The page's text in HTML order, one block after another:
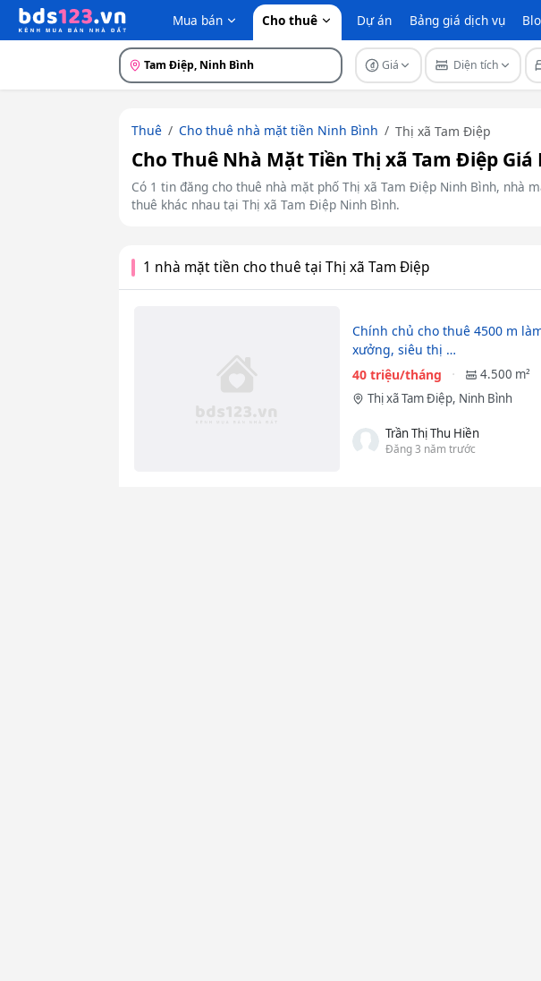
Mua bán Cho thuê Dự án Bảng giá dịch vụ
Tam Điệp, Ninh Bình Giá Diện tích
Thuê Cho thuê nhà mặt tiền Ninh Bình Thị xã Tam Điệp
Cho Thuê Nhà Mặt Tiền Thị xã Tam Điệp Giá
Có 1 tin đăng cho thuê nhà mặt phố Thị xã Tam Điệp Ninh Bình,
thuê khác nhau tại Thị xã Tam Điệp Ninh Bình.
1 nhà mặt tiền cho thuê tại Thị xã Tam Điệp
Chính chủ cho thuê 4500 m
xưởng, siêu thị …
40 triệu/tháng
4.500 m²
Thị xã Tam Điệp, Ninh Bình
Trần Thị Thu Hiền
Đăng 3 năm trước